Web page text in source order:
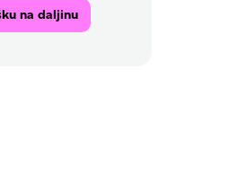
na daljinu